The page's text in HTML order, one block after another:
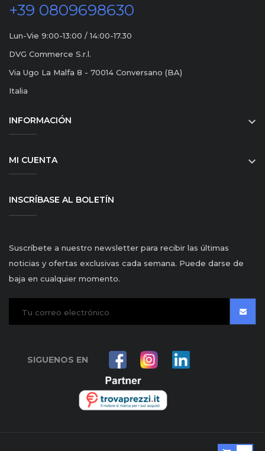
+39 0809698630
Lun-Vie 9:00-13:00 / 14:00-17.30
DVG Commerce S.r.l.
Via Ugo La Malfa 8 - 70014 Conversano (BA)
Italia
INFORMACIÓN 
MI CUENTA 
INSCRÍBASE AL BOLETÍN
Suscríbete a nuestro newsletter para recibir las últimas
noticias y ofertas exclusivas cada semana. Puede darse de
baja en cualquier momento.
SIGUENOS EN